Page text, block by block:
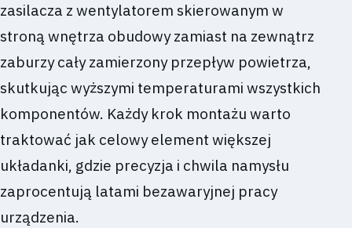
zasilacza z wentylatorem skierowanym w
stroną wnętrza obudowy zamiast na zewnątrz
zaburzy cały zamierzony przepływ powietrza,
skutkując wyższymi temperaturami wszystkich
komponentów. Każdy krok montażu warto
traktować jak celowy element większej
układanki, gdzie precyzja i chwila namysłu
zaprocentują latami bezawaryjnej pracy
urządzenia.